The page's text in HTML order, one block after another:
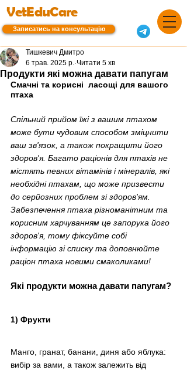
VetEduCare
Записатись на консультацію
Продукти які можна давати папугам
Тишкевич Дмитро
6 трав. 2025 р. Читати 5 хв
Смачні та корисні  ласощі для вашого
птаха
Спільний прийом їжі з вашим птахом
може бути чудовим способом зміцнити
ваш зв'язок, а також покращити його
здоров'я. Багато раціонів для птахів не
містять певних вітамінів і мінералів, які
необхідні птахам, що може призвести
до серйозних проблем зі здоров'ям.
Забезпечення птаха різноманітним та
корисним харчуванням це запорука його
здоров'я, тому фіксуйте собі
інформацію зі списку та доповнюйте
раціон птаха новими смаколиками!
Які продукти можна давати папугам?
1) Фрукти
Манго, гранат, банани, диня або яблука:
вибір за вами, а також залежить від